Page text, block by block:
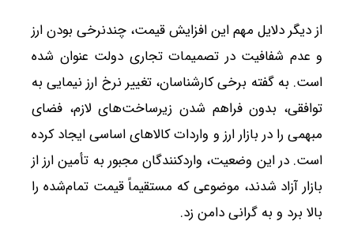
از دیگر دلایل مهم این افزایش قیمت، چندنرخی بودن ارز
و عدم شفافیت در تصمیمات تجاری دولت عنوان شده
است. به گفته برخی کارشناسان، تغییر نرخ ارز نیمایی به
توافقی، بدون فراهم شدن زیرساخت‌های لازم، فضای
مبهمی را در بازار ارز و واردات کالاهای اساسی ایجاد کرده
است. در این وضعیت، واردکنندگان مجبور به تأمین ارز از
بازار آزاد شدند، موضوعی که مستقیماً قیمت تمام‌شده را
بالا برد و به گرانی دامن زد.